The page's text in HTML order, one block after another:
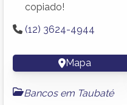
copiado!
(12) 3624-4944
Mapa
Bancos em Taubaté